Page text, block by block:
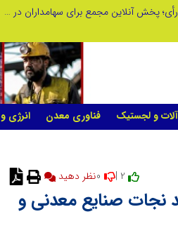
صورت‌های مالی سال ۱۴۰۴ کالبر در بوته رأی؛ پخش آنلاین مجمع برای سهامداران در سراسر کشور
و لجستیک فناوری معدن انرژی
صنایع معدنی و